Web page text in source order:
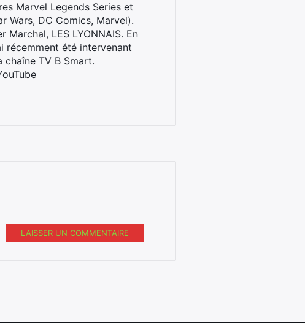
Marvel Legends Series et
Wars, DC Comics, Marvel).
LES LYONNAIS. En
récemment été intervenant
chaîne TV B Smart.
LAISSER UN COMMENTAIRE